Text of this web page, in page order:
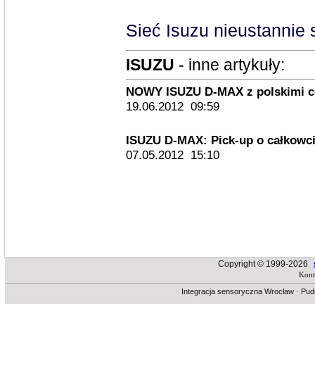
Sieć Isuzu nieustannie
ISUZU - inne artykuły:
NOWY ISUZU D-MAX z polskimi
19.06.2012 09:59
ISUZU D-MAX: Pick-up o
07.05.2012 15:10
Copyright © 1999-2026
Integracja sensoryczna Wrocław·